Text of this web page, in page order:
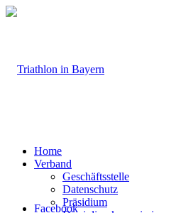
Facebook
Home
Verband
Geschäftsstelle
Datenschutz
Präsidium